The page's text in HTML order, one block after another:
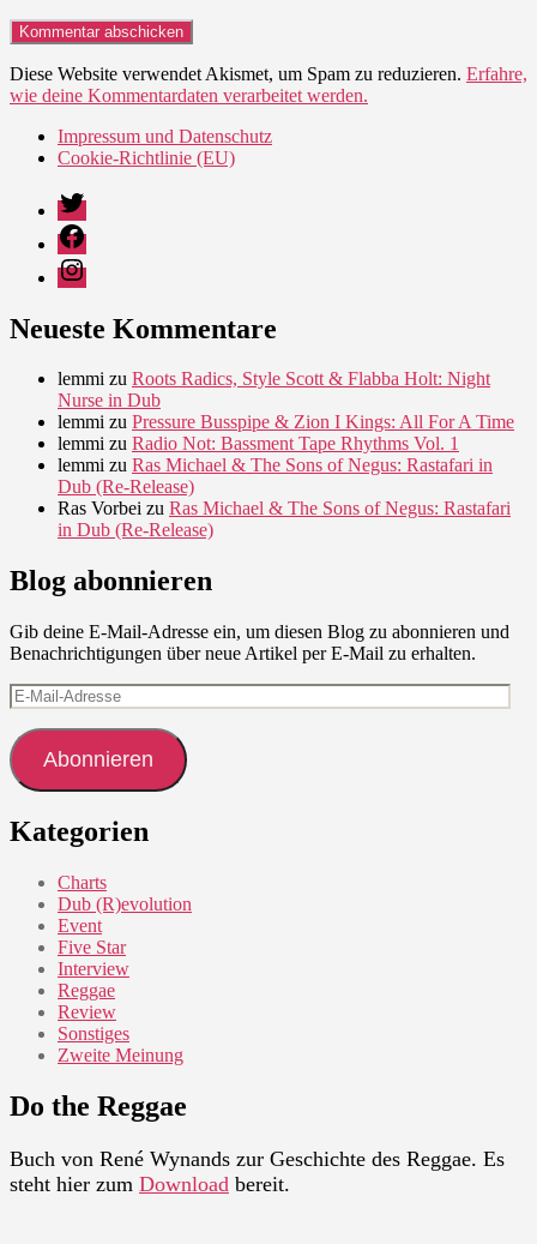
Diese Website verwendet Akismet, um Spam zu reduzieren. Erfahre,
wie deine Kommentardaten verarbeitet werden.
Impressum und Datenschutz
Cookie-Richtlinie (EU)
Twitter
Facebook
Instagram
Neueste Kommentare
lemmi zu Roots Radics, Style Scott & Flabba Holt: Night
Nurse in Dub
lemmi zu Pressure Busspipe & Zion I Kings: All For A Time
lemmi zu Radio Not: Bassment Tape Rhythms Vol. 1
lemmi zu Ras Michael & The Sons of Negus: Rastafari in
Dub (Re-Release)
Ras Vorbei zu Ras Michael & The Sons of Negus: Rastafari
in Dub (Re-Release)
Blog abonnieren
Gib deine E-Mail-Adresse ein, um diesen Blog zu abonnieren und
Benachrichtigungen über neue Artikel per E-Mail zu erhalten.
E-
Mail-
Adresse
Abonnieren
Kategorien
Charts
Dub (R)evolution
Event
Five Star
Interview
Reggae
Review
Sonstiges
Zweite Meinung
Do the Reggae
Buch von René Wynands zur Geschichte des Reggae. Es
steht hier zum Download bereit.